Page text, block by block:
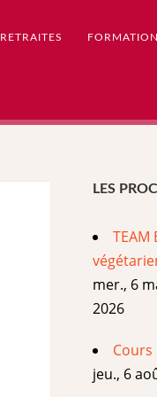
RETRAITES FORMATION
LES
TEAM
mer., 6
2026
jeu., 6